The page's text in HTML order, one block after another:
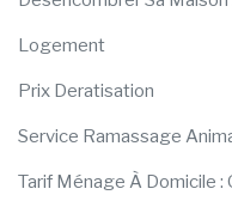
Logement
Prix Deratisation
Service Ramassage
Tarif Ménage À Domicile